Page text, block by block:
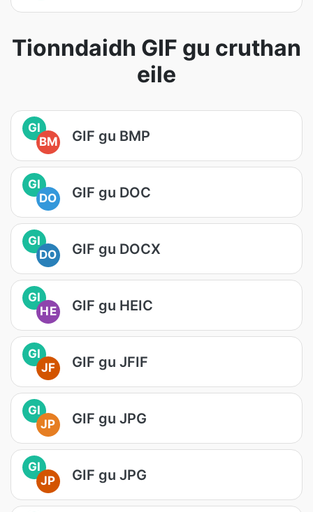
Tionndaidh GIF gu cruthan
eile
GI
BM
GIF gu BMP
GI
DO
GIF gu DOC
GI
DO
GIF gu DOCX
GI
HE
GIF gu HEIC
GI
JF
GIF gu JFIF
GI
JP
GIF gu JPG
GI
JP
GIF gu JPG